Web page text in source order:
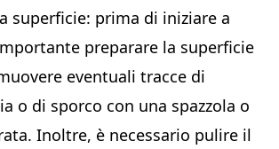
superficie: prima di iniziare a
preparare la superficie
eventuali tracce di
o di sporco con una spazzola o
Inoltre, è necessario pulire il